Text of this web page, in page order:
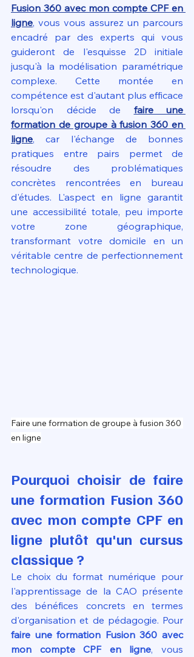
Fusion 360 avec mon compte CPF en
ligne, vous vous assurez un parcours
encadré par des experts qui vous
guideront de l'esquisse 2D initiale
jusqu'à la modélisation paramétrique
complexe. Cette montée en
compétence est d'autant plus efficace
lorsqu'on décide de faire une
formation de groupe à fusion 360 en
ligne, car l'échange de bonnes
pratiques entre pairs permet de
résoudre des problématiques
concrètes rencontrées en bureau
d'études. L'aspect en ligne garantit
une accessibilité totale, peu importe
votre zone géographique,
transformant votre domicile en un
véritable centre de perfectionnement
technologique.
Faire une formation de groupe à fusion 360
en ligne
Pourquoi choisir de faire
une formation Fusion 360
avec mon compte CPF en
ligne plutôt qu'un cursus
classique ?
Le choix du format numérique pour
l'apprentissage de la CAO présente
des bénéfices concrets en termes
faire une formation Fusion 360 avec
mon compte CPF en ligne, vous